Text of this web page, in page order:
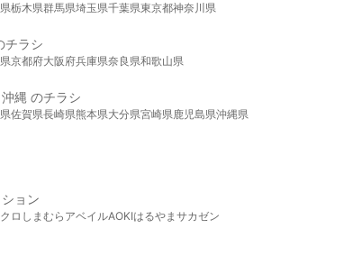
栃木県群馬県埼玉県千葉県東京都神奈川県
チラシ
京都府大阪府兵庫県奈良県和歌山県
縄 のチラシ
佐賀県長崎県熊本県大分県宮崎県鹿児島県沖縄県
ョン
ロ しまむら アベイルAOKIはるやま サカゼン